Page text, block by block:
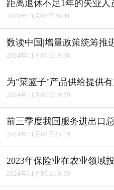
距离退休不足1年的失业
2024年11月05日20:41
2024年11月05日19:38
2024年11月05日19:39
前三季度我国服务进出口
2024年11月05日23:19
2023年保险业在农业领域
2024年11月05日19:39